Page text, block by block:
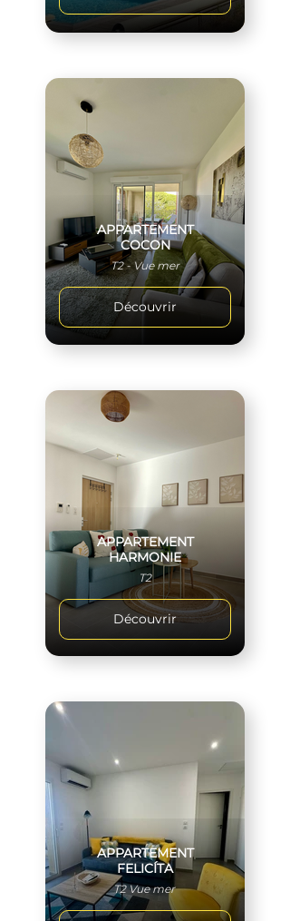
APPARTEMENT
COCON
T2 - Vue mer
Découvrir
APPARTEMENT
HARMONIE
T2
Découvrir
APPARTEMENT
FELICÍTA
T2 Vue mer